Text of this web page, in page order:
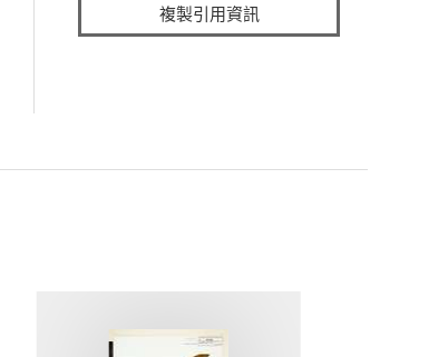
複製引用資訊